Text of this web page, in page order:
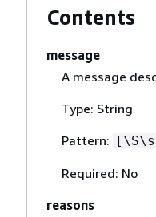
Contents
message
A message
Type: String
Pattern:
Required: No
reasons